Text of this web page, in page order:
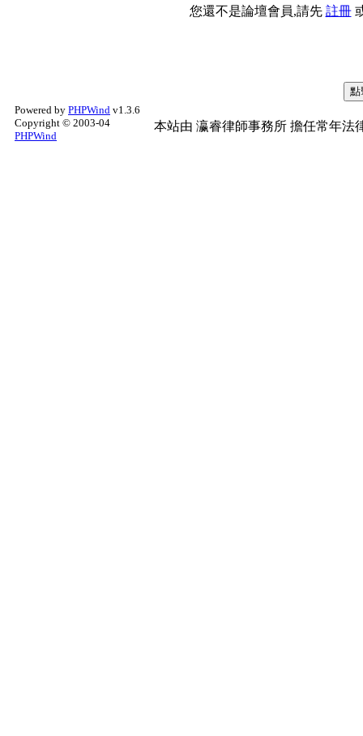
您還不是論壇會員,請先 註冊
Powered by PHPWind v1.3.6
Copyright © 2003-04
PHPWind
本站由 瀛睿律師事務所 擔任常年法